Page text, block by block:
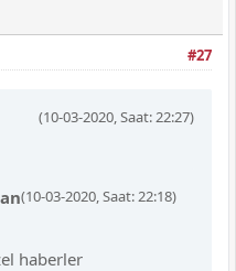
#27
(10-03-2020, Saat: 22:27)
(10-03-2020, Saat: 22:18)
haberler